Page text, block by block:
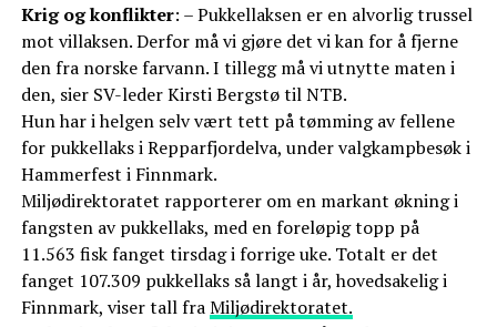
Krig og konflikter: – Pukkellaksen er en alvorlig trussel
mot villaksen. Derfor må vi gjøre det vi kan for å fjerne
den fra norske farvann. I tillegg må vi utnytte maten i
den, sier SV-leder Kirsti Bergstø til NTB.
Hun har i helgen selv vært tett på tømming av fellene
for pukkellaks i Repparfjordelva, under valgkampbesøk i
Hammerfest i Finnmark.
Miljødirektoratet rapporterer om en markant økning i
fangsten av pukkellaks, med en foreløpig topp på
11.563 fisk fanget tirsdag i forrige uke. Totalt er det
fanget 107.309 pukkellaks så langt i år, hovedsakelig i
Finnmark, viser tall fraMiljødirektoratet.